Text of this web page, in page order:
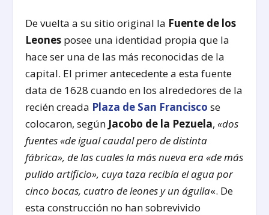
De vuelta a su sitio original la Fuente de los
Leones posee una identidad propia que la
hace ser una de las más reconocidas de la
capital. El primer antecedente a esta fuente
data de 1628 cuando en los alrededores de la
recién creada Plaza de San Francisco se
colocaron, según Jacobo de la Pezuela,«dos
fuentes «de igual caudal pero de distinta
fábrica», de las cuales la más nueva era «de más
pulido artificio», cuya taza recibía el agua por
cinco bocas, cuatro de leones y un águila«. De
esta construcción no han sobrevivido